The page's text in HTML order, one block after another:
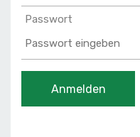
Passwort
Anmelden